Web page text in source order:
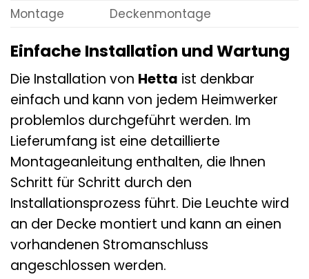
Montage
Deckenmontage
Einfache Installation und Wartung
Die Installation von Hetta ist denkbar
einfach und kann von jedem Heimwerker
problemlos durchgeführt werden. Im
Lieferumfang ist eine detaillierte
Montageanleitung enthalten, die Ihnen
Schritt für Schritt durch den
Installationsprozess führt. Die Leuchte wird
an der Decke montiert und kann an einen
vorhandenen Stromanschluss
angeschlossen werden.